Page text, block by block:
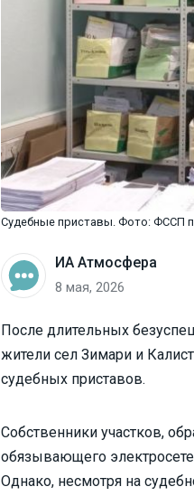
Судебные приставы. Фото: ФССП
ИА Атмосфера
8 мая, 2026
После длительных
жители сел Зимари и
судебных приставов.
Собственники участков,
обязывающего
Однако, несмотря на